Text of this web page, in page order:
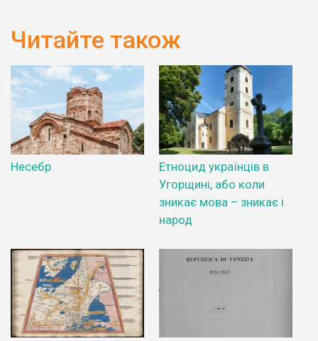
Читайте також
Несебр
Етноцид українців в
Угорщині, або коли
зникає мова – зникає і
народ